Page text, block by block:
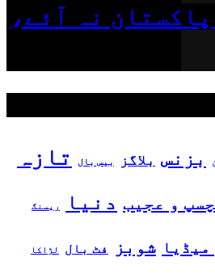
نہ آئے،
بزنس بلاگز بیس بال
تازہ
و عجیب دنیا ریسنگ
شوبز فٹ بال لڑاکا